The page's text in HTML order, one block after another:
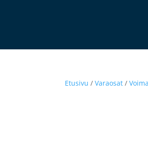
Etusivu /Varaosat /